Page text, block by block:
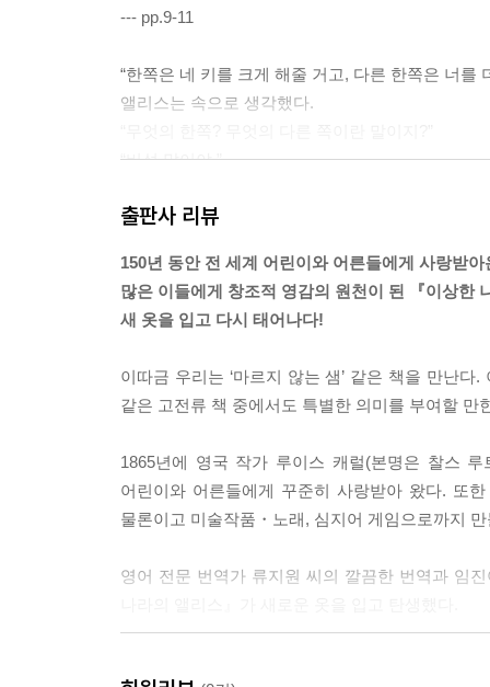
--- pp.9-11
“한쪽은 네 키를 크게 해줄 거고, 다른 한쪽은 너를
앨리스는 속으로 생각했다.
“버섯 말이야.”
앨리스는 잠시 버섯을 보면서 생각에 잠긴 채 그
끝이 닿는 버섯의 가장자리 부분을 조금 떼어냈다.
앨리스가 혼자 중얼거렸다.
“이제 어느 쪽이 어느 쪽이지?”
앨리스는 갑작스러운 변화에 상당히 놀랐지만,
섯을 조금 먹으려고 했다. 앨리스의 턱은 발에 눌
--- pp.71-74
“그런데 그 아기는 어떻게 되었지? 물어본다는 걸
“그 애는 돼지로 변했어요.”
출판사 리뷰
150년 동안 전 세계 어린이와 어른들에게 사랑받
많은 이들에게 창조적 영감의 원천이 된 『이상한
새 옷을 입고 다시 태어나다!
이따금 우리는 ‘마르지 않는 샘’ 같은 책을 만난
같은 고전류 책 중에서도 특별한 의미를 부여할 만
1865년에 영국 작가 루이스 캐럴(본명은 찰스
어린이와 어른들에게 꾸준히 사랑받아 왔다. 또
물론이고 미술작품・노래, 심지어 게임으로까지
영어 전문 번역가 류지원 씨의 깔끔한 번역과 임